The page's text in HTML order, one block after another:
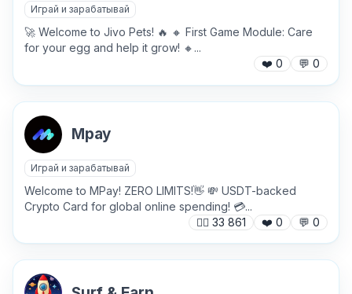
Хочу получить ответ на email
Отправить
Играй и зарабатывай
🚀 Welcome to Jivo Pets! 🔥 🔸 First Game Module: Care
for your egg and help it grow! 🔸...
❤️ 0 💬 0
Mpay
Играй и зарабатывай
Welcome to MPay! ZERO LIMITS!👋 💸 USDT-backed
Crypto Card for global online spending! 💳...
🙍‍♂️ 33 861 ❤️ 0 💬 0